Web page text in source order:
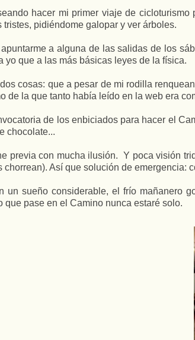
hacer mi primer viaje de
pidiéndome galopar y ver árboles.
a alguna de las salidas de los
yo que a las más básicas leyes de la física.
cosas: que a pesar de mi rodilla
de la que tanto había leído en la web era
de los enbiciados para hacer el
chocolate...
previa con mucha ilusión. Y poca visión
chorrean). Así que solución de
un sueño considerable, el frío mañanero
que pase en el Camino nunca estaré solo.